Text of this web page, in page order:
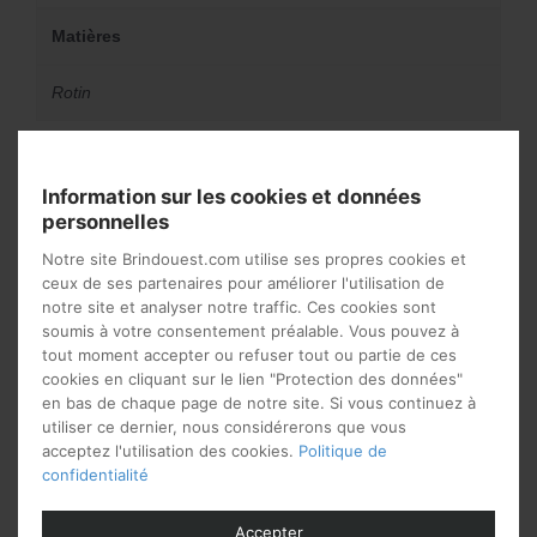
Matières
Rotin
Vous aimerez peut-être
aussi…
Information sur les cookies et données
personnelles
Notre site Brindouest.com utilise ses propres cookies et
ceux de ses partenaires pour améliorer l'utilisation de
notre site et analyser notre traffic. Ces cookies sont
soumis à votre consentement préalable. Vous pouvez à
tout moment accepter ou refuser tout ou partie de ces
cookies en cliquant sur le lien "Protection des données"
en bas de chaque page de notre site. Si vous continuez à
utiliser ce dernier, nous considérerons que vous
acceptez l'utilisation des cookies. Politique de
confidentialité
Accepter